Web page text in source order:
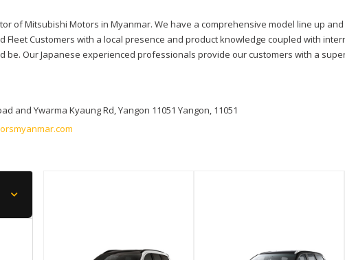
of Mitsubishi Motors in Myanmar. We have a comprehensive model line up
Fleet Customers with a local presence and product knowledge coupled with
Our Japanese experienced professionals provide our customers with a
and Ywarma Kyaung Rd, Yangon 11051 Yangon, 11051